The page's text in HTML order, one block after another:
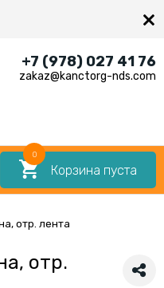
×
+7 (978) 027 41 76
zakaz@kanctorg-nds.com
Корзина пуста
0
отр. лента
отр.